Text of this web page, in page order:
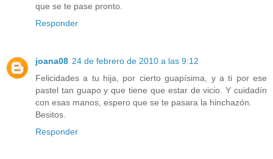
que se te pase pronto.
Responder
joana08 24 de febrero de 2010 a las 9:12
Felicidades a tu hija, por cierto guapísima, y a ti por ese
pastel tan guapo y que tiene que estar de vicio. Y cuidadín
con esas manos, espero que se te pasara la hinchazón.
Besitos.
Responder